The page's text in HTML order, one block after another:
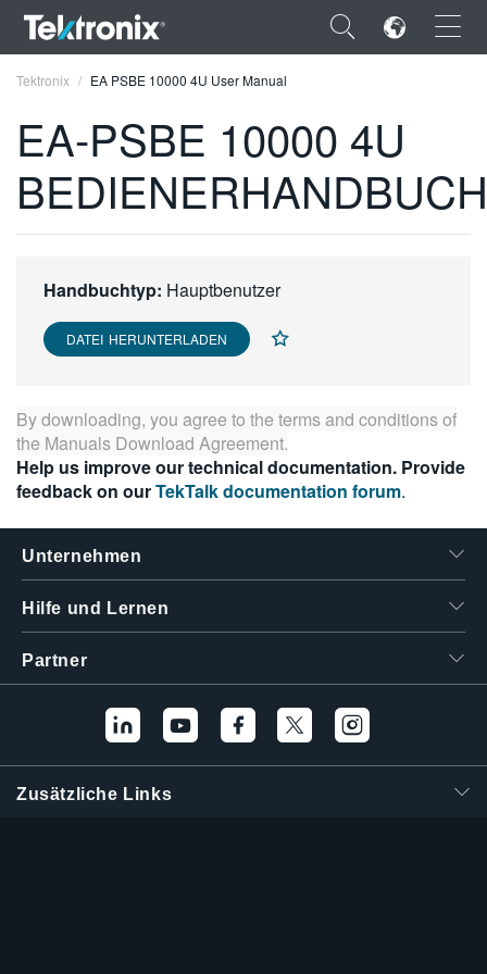
×
ENGLISH
DEUTSCH
VIỆT NAM
日本語
한국어
Tektronix EA PSBE 10000 4U User Manual
EA-PSBE 10000 4U
BEDIENERHANDBUCH
Handbuchtyp: Hauptbenutzer
DATEI HERUNTERLADEN
By downloading, you agree to the terms and conditions of
the Manuals Download Agreement.
Help us improve our technical documentation. Provide
feedback on ourTekTalk documentation forum.
Unternehmen
Hilfe und Lernen
Partner
Zusätzliche Links